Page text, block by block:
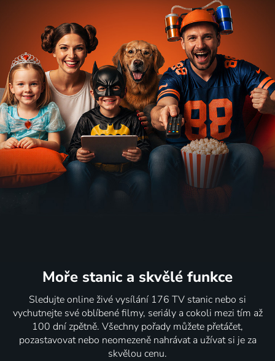
Moře stanic a skvělé funkce
Sledujte online živé vysílání 176 TV stanic nebo si
vychutnejte své oblíbené filmy, seriály a cokoli mezi tím až
100 dní zpětně. Všechny pořady můžete přetáčet,
pozastavovat nebo neomezeně nahrávat a užívat si je za
skvělou cenu.